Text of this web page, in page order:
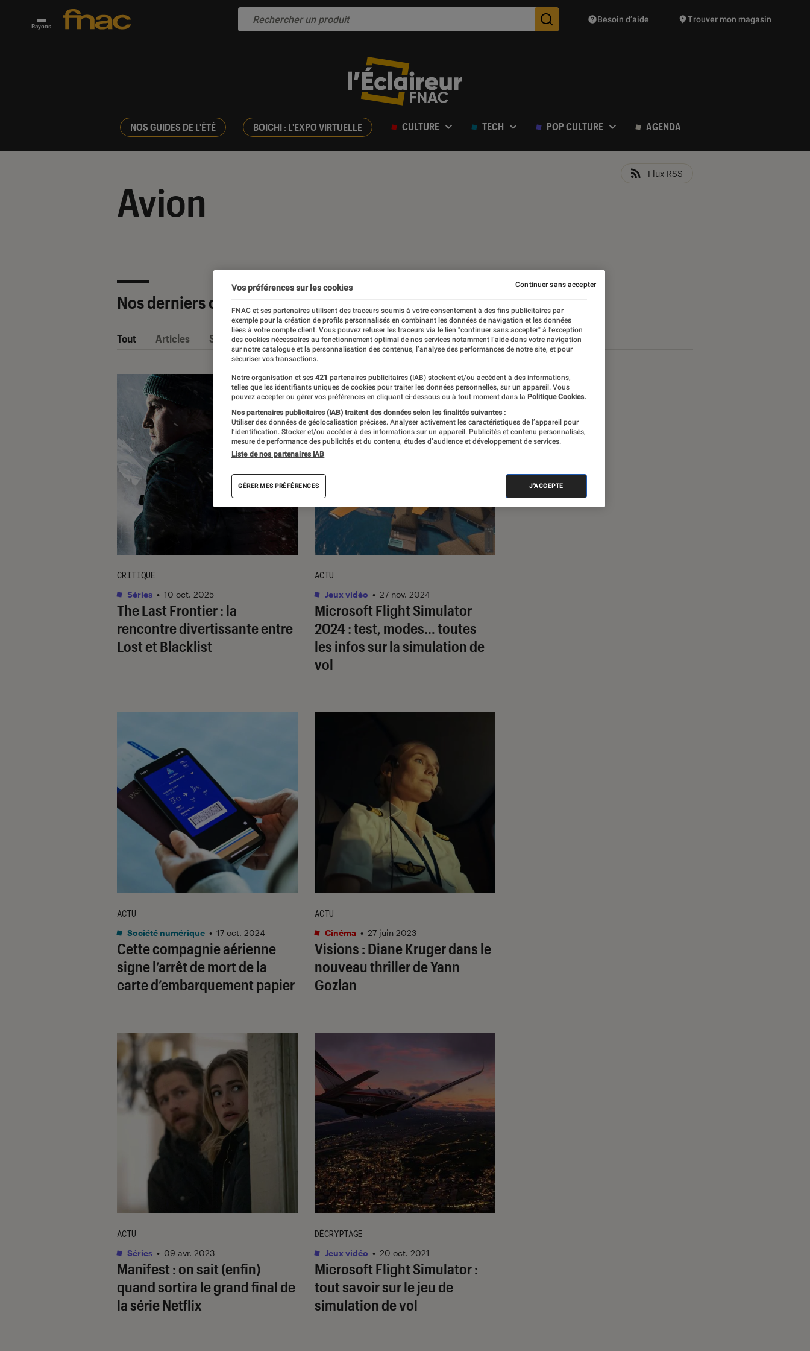
Rayons Des suggestions de produits vont vous être proposées
Besoin d’aide Trouver mon magasin
NOS GUIDES DE L'ÉTÉ BOICHI : L'EXPO VIRTUELLE CULTURE TECH POP CULTURE AGENDA
Avion
Flux RSS
Nos derniers contenus
Tout Articles Sélections et guides
The Last Frontier: la
rencontre divertissante entre
Lost et Blacklist
CRITIQUE
Séries • 10 oct. 2025
Microsoft Flight Simulator
2024 : test, modes… toutes
les infos sur la simulation de
vol
ACTU
Jeux vidéo • 27 nov. 2024
Cette compagnie aérienne
signe l’arrêt de mort de la
carte d’embarquement papier
ACTU
Société numérique • 17 oct. 2024
Visions : Diane Kruger dans le
nouveau thriller de Yann
Gozlan
ACTU
Cinéma • 27 juin 2023
Manifest : on sait (enfin)
quand sortira le grand final de
la série Netflix
ACTU
Séries • 09 avr. 2023
Microsoft Flight Simulator :
tout savoir sur le jeu de
simulation de vol
DÉCRYPTAGE
Jeux vidéo • 20 oct. 2021
Vos préférences sur les cookies
FNAC et ses partenaires utilisent des traceurs soumis à votre consentement à des fins publicitaires par
exemple pour la création de profils personnalisés en combinant les données de navigation et les données
liées à votre compte client. Vous pouvez refuser les traceurs via le lien "continuer sans accepter" à l’exception
des cookies nécessaires au fonctionnement optimal de nos services notamment l’aide dans votre navigation
sur notre catalogue et la personnalisation des contenus, l’analyse des performances de notre site, et pour
sécuriser vos transactions.
Notre organisation et ses 421 partenaires publicitaires (IAB) stockent et/ou accèdent à des informations,
telles que les identifiants uniques de cookies pour traiter les données personnelles, sur un appareil. Vous
pouvez accepter ou gérer vos préférences en cliquant ci-dessous ou à tout moment dans la Politique Cookies.
Nos partenaires publicitaires (IAB) traitent des données selon les finalités suivantes :
Utiliser des données de géolocalisation précises. Analyser activement les caractéristiques de l’appareil pour
l’identification. Stocker et/ou accéder à des informations sur un appareil. Publicités et contenu personnalisés,
mesure de performance des publicités et du contenu, études d’audience et développement de services.
Liste de nos partenaires IAB
GÉRER MES PRÉFÉRENCES J'ACCEPTE
Continuer sans accepter